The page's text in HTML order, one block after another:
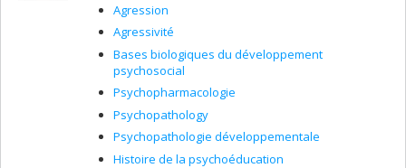
Agression
Agressivité
Bases biologiques du développement
psychosocial
Psychopharmacologie
Psychopathology
Psychopathologie développementale
Histoire de la psychoéducation